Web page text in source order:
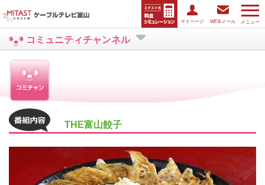
メニュー
マイページ WEBメール
コミュニティチャンネル
THE富山餃子